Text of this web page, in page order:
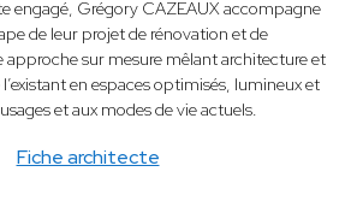
Fiche architecte
engagé, Grégory CAZEAUX accompagne
de leur projet de rénovation et de
sur mesure mêlant architecture et
en espaces optimisés, lumineux et
et aux modes de vie actuels.